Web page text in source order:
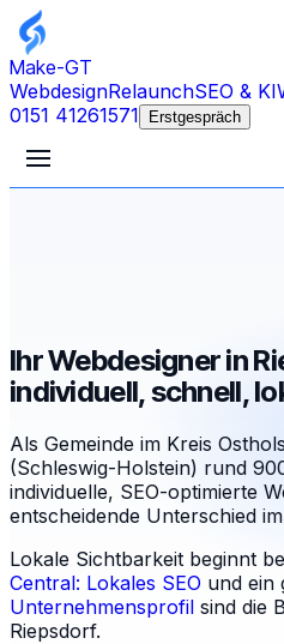
Make-GT
WebdesignRelaunchSEO & KI
0151 41261571
Erstgespräch
Ihr Webdesigner in
individuell, schnell,
Als Gemeinde im Kreis
(Schleswig-Holstein) rund
individuelle, SEO-optimierte
entscheidende Unterschied
Lokale Sichtbarkeit beginnt
Central: Lokales SEO und ein
Unternehmensprofil sind die
Riepsdorf.